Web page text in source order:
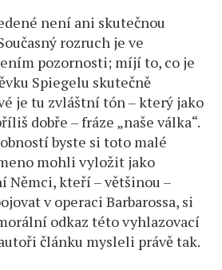
není ani skutečnou
rozruch je ve
pozornosti; míjí to, co je
Spiegelu skutečně
je tu zvláštní tón – který jako
dobře – fráze „naše válka“.
byste si toto malé
mohli vyložit jako
Němci, kteří – většinou –
v operaci Barbarossa, si
odkaz této vyhlazovací
článku mysleli právě tak.